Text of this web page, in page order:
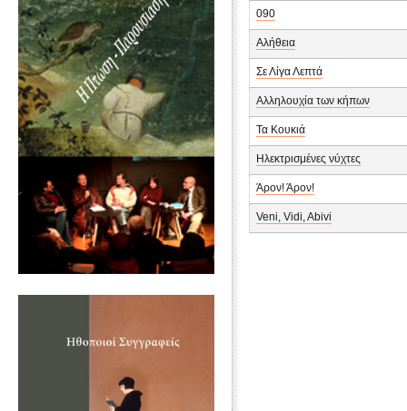
090
Αλήθεια
Σε Λίγα Λεπτά
Αλληλουχία των κήπων
Τα Κουκιά
Ηλεκτρισμένες νύχτες
Άρον! Άρον!
Veni, Vidi, Abivi